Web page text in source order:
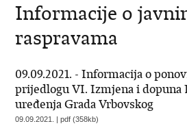
Informacije o
raspravama
09.09.2021. - Informacija o
prijedlogu VI. Izmjena i dopuna
uređenja Grada Vrbovskog
09.09.2021. | pdf (358kb)